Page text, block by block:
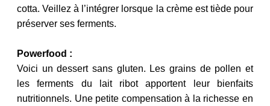
cotta. Veillez à l’intégrer lorsque la crème est tiède pour
préserver ses ferments.
Powerfood :
Voici un dessert sans gluten. Les grains de pollen et
les ferments du lait ribot apportent leur bienfaits
nutritionnels. Une petite compensation à la richesse en